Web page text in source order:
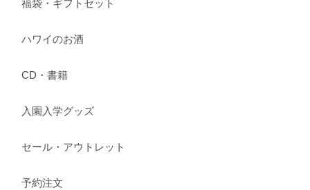
福袋・ギフトセット
ハワイのお酒
CD・書籍
入園入学グッズ
セール・アウトレット
予約注文